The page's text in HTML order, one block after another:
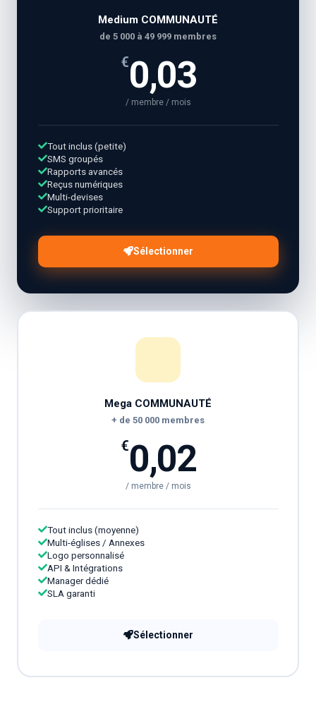
Medium COMMUNAUTÉ
de 5 000 à 49 999 membres
€0,03
/ membre / mois
Tout inclus (petite)
SMS groupés
Rapports avancés
Reçus numériques
Multi-devises
Support prioritaire
Sélectionner
Mega COMMUNAUTÉ
+ de 50 000 membres
€0,02
/ membre / mois
Tout inclus (moyenne)
Multi-églises / Annexes
Logo personnalisé
API & Intégrations
Manager dédié
SLA garanti
Sélectionner